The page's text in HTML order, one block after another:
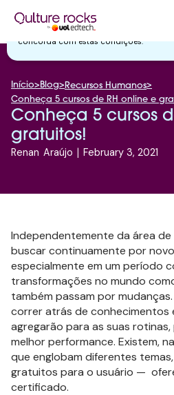
Utilizamos cookies essenciais e
com a nossaPolítica de Privacidade
concorda com estas condições.
Início> Blog> Recursos Humanos>
Conheça 5 cursos de RH online e
Conheça 5 cursos
gratuitos!
Renan Araújo | February 3, 2021
Independentemente da área
buscar continuamente por
especialmente em um período
transformações no mundo
também passam por
correr atrás de conhecimentos
agregarão para as suas
melhor performance. Existem,
que englobam diferentes
gratuitos para o usuário —
certificado.